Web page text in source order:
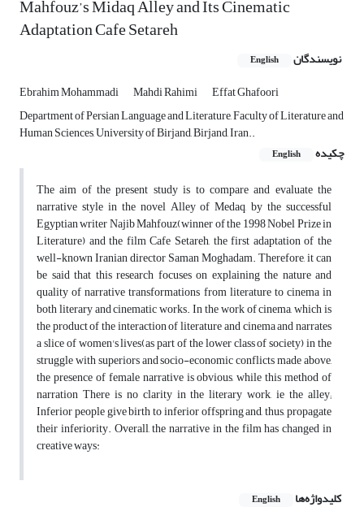
Mahfouz’s Midaq Alley and Its Cinematic
Adaptation Cafe Setareh
نویسندگان English
Ebrahim Mohammadi Mahdi Rahimi
Effat Ghafoori
Department of Persian Language and Literature, Faculty of Literature and
Human Sciences, University of Birjand, Birjand, Iran..
چکیده
English
The aim of the present study is to compare and evaluate the
narrative style in the novel Alley of Medaq, by the successful
Egyptian writer Najib Mahfouz(winner of the 1998 Nobel Prize in
Literature) and the film Cafe Setareh, the first adaptation of the
well-known Iranian director Saman Moghadam. Therefore, it can
be said that this research focuses on explaining the nature and
quality of narrative transformations from literature to cinema in
both literary and cinematic works. In the work of cinema, which is
the product of the interaction of literature and cinema and narrates
a slice of women's lives(as part of the lower class of society) in the
struggle with superiors and socio-economic conflicts made above,
the presence of female narrative is obvious, while this method of
narration There is no clarity in the literary work, ie the alley;
Inferior people give birth to inferior offspring and, thus, propagate
their inferiority. Overall, the narrative in the film has changed in
creative ways:
کلیدواژه‌ها English